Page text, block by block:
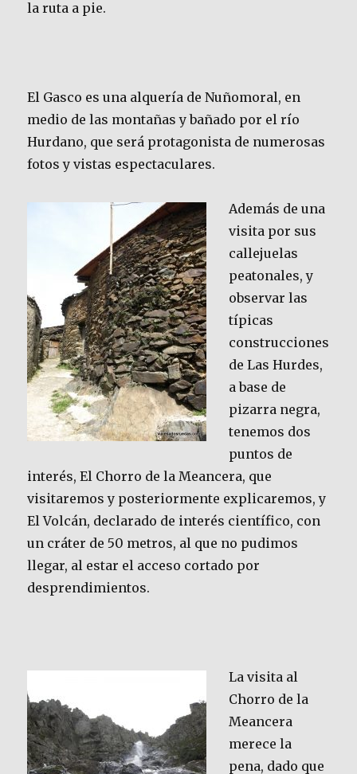
la ruta a pie.
El Gasco es una alquería de Nuñomoral, en
medio de las montañas y bañado por el río
Hurdano, que será protagonista de numerosas
fotos y vistas espectaculares.
Además de una
visita por sus
callejuelas
peatonales, y
observar las
típicas
construcciones
de Las Hurdes,
a base de
pizarra negra,
tenemos dos
puntos de
interés, El Chorro de la Meancera, que
visitaremos y posteriormente explicaremos, y
El Volcán, declarado de interés científico, con
un cráter de 50 metros, al que no pudimos
llegar, al estar el acceso cortado por
desprendimientos.
La visita al
Chorro de la
Meancera
merece la
pena, dado que